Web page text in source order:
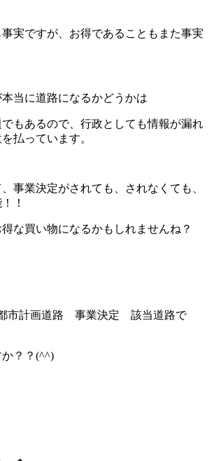
実ですが、お得であることもまた事実
当に道路になるかどうかは
でもあるので、行政としても情報が漏れ
払っています。
事業決定がされても、されなくても、
！
な買い物になるかもしれませんね？
市計画道路 事業決定 該当道路で
？？ (^^)